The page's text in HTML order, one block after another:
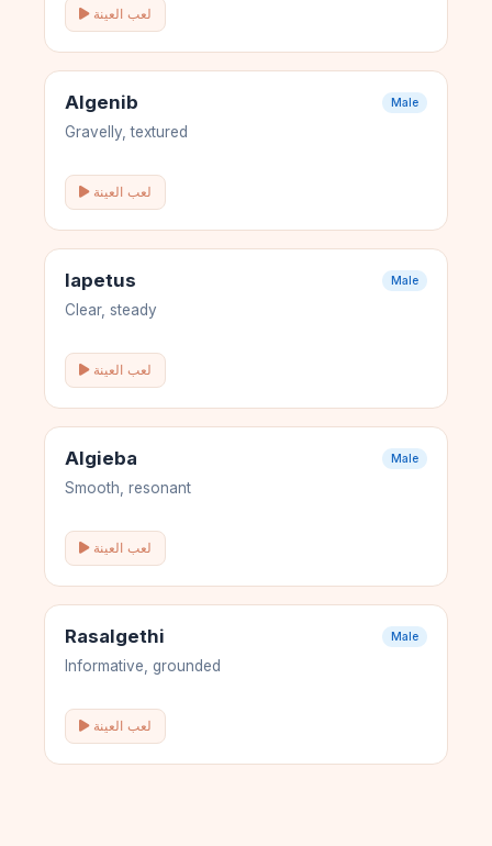
لعب العينة
Algenib Male
Gravelly, textured
لعب العينة
Iapetus Male
Clear, steady
لعب العينة
Algieba Male
Smooth, resonant
لعب العينة
Rasalgethi Male
Informative, grounded
لعب العينة